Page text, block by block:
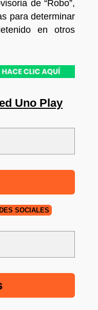
de “Robo”,
para determinar
en otros
Uno Play
SOCIALES